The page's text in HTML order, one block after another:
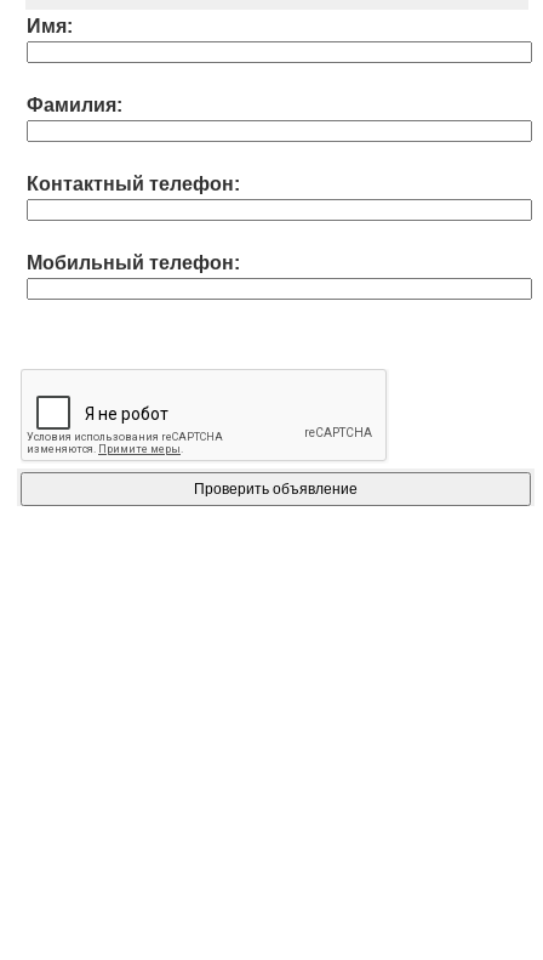
Имя:
Фамилия:
Контактный телефон:
Мобильный телефон: